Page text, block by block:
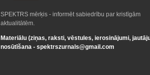
SPEKTRS mērķis - informēt sabiedrību par kristīgām
aktualitātēm.
Materiālu (ziņas, raksti, vēstules, ierosinājumi,
nosūtīšana - spektrszurnals@gmail.com